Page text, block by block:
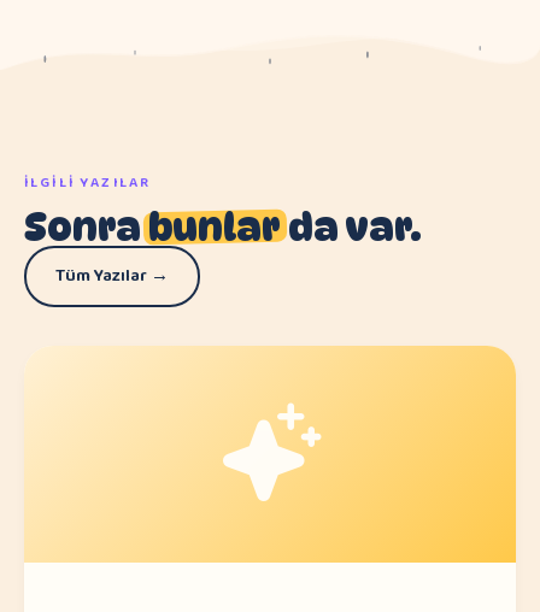
İLGILI YAZILAR
Sonrabunlarda var.
Tüm Yazılar →